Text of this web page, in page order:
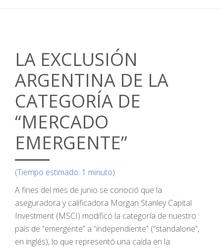
LA EXCLUSIÓN
ARGENTINA DE LA
CATEGORÍA DE
“MERCADO
EMERGENTE”
(Tiempo estimado: 1 minuto)
A fines del mes de junio se conoció que la
aseguradora y calificadora Morgan Stanley Capital
Investment (MSCI) modificó la categoría de nuestro
país de “emergente” a “independiente” (“standalone”,
en inglés), lo que representó una caída en la